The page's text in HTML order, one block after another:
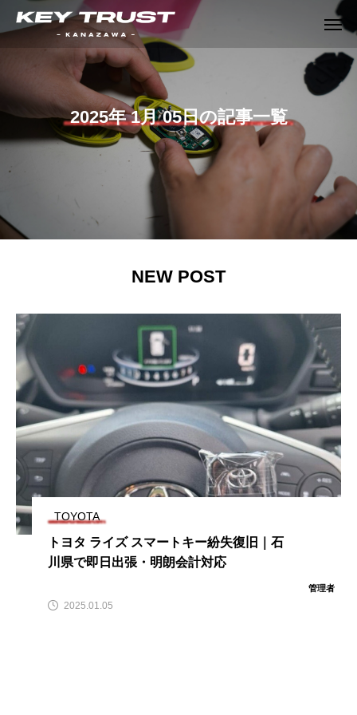
2025年 1月 05日の記事一覧
NEW POST
TOYOTA
トヨタ ライズ スマートキー紛失復旧｜石
川県で即日出張・明朗会計対応
管理者
2025.01.05